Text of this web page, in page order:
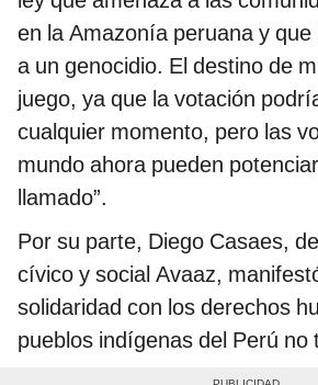
en la Amazonía peruana y
a un genocidio. El destino de
juego, ya que la votación
cualquier momento, pero las
mundo ahora pueden
llamado”.
Por su parte, Diego Casaes,
cívico y social Avaaz,
solidaridad con los derechos
pueblos indígenas del Perú no